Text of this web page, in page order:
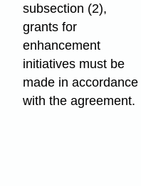
subsection (2),
grants for
enhancement
initiatives must be
made in accordance
with the agreement.